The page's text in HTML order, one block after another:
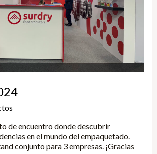
de encuentro donde descubrir
en el mundo del empaquetado.
conjunto para 3 empresas. ¡Gracias